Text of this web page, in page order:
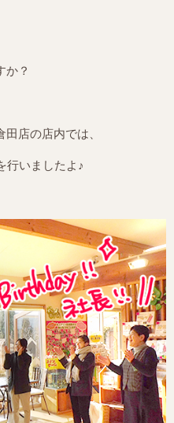
か？
店の店内では、
行いましたよ♪